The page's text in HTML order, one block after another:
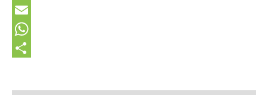
Twitter
Email
WhatsApp